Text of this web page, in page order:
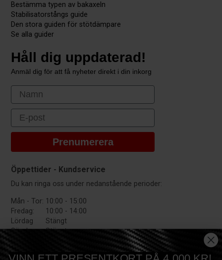
Bestämma typen av bakaxeln
Stabilisatorstångs guide
Den stora guiden för stötdämpare
Se alla guider
Håll dig uppdaterad!
Anmäl dig för att få nyheter direkt i din inkorg
First Name
Email
Prenumerera
Öppettider - Kundservice
Du kan ringa oss under nedanstående perioder:
Mån - Tor: 10:00 - 15:00
Fredag:
10:00 - 14:00
Lördag
Stängt
Söndag:
Stängt